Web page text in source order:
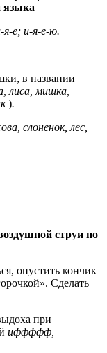
языка
я-е; и-я-е-ю.
в названии
лиса, мишка,
).
слоненок, лес,
струи по
опустить кончик
Сделать
при
иффффф,